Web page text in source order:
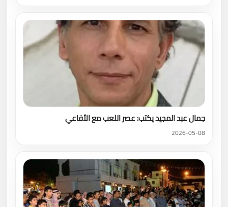
جمال عبد المجيد يكتب: عصر اللعب مع الأفاعي
2026-05-08